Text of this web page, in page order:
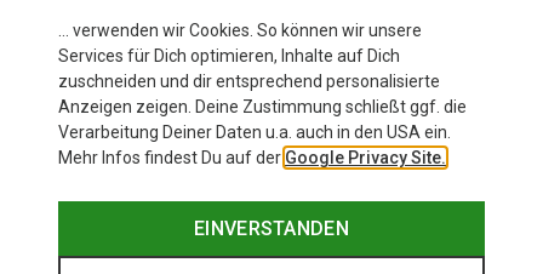
… verwenden wir Cookies. So können wir unsere
Services für Dich optimieren, Inhalte auf Dich
zuschneiden und dir entsprechend personalisierte
Anzeigen zeigen. Deine Zustimmung schließt ggf. die
Verarbeitung Deiner Daten u.a. auch in den USA ein.
Mehr Infos findest Du auf der Google Privacy Site.
EINVERSTANDEN